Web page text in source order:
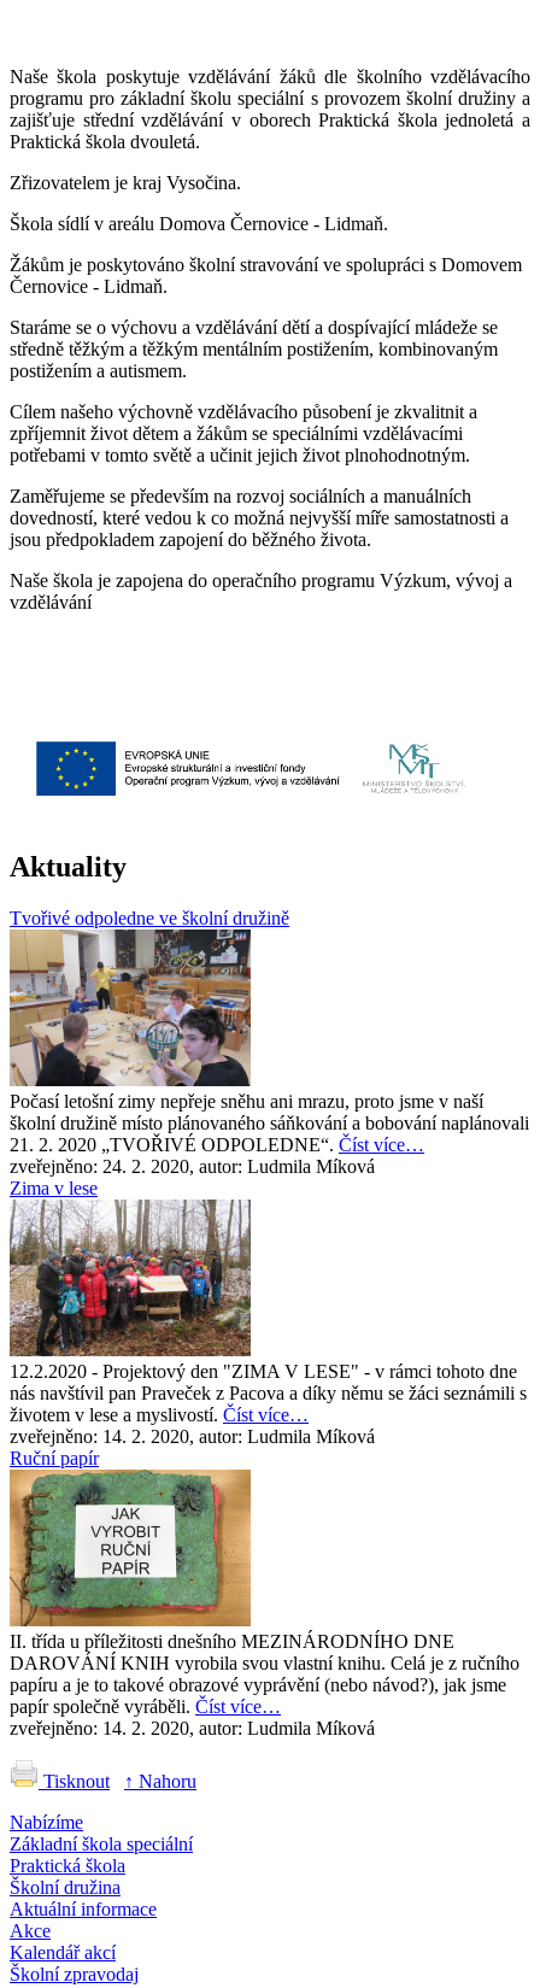
Naše škola poskytuje vzdělávání žáků dle školního vzdělávacího
programu pro základní školu speciální s provozem školní družiny a
zajišťuje střední vzdělávání v oborech Praktická škola jednoletá a
Praktická škola dvouletá.
Zřizovatelem je kraj Vysočina.
Škola sídlí v areálu Domova Černovice - Lidmaň.
Žákům je poskytováno školní stravování ve spolupráci s Domovem
Černovice - Lidmaň.
Staráme se o výchovu a vzdělávání dětí a dospívající mládeže se
středně těžkým a těžkým mentálním postižením, kombinovaným
postižením a autismem.
Cílem našeho výchovně vzdělávacího působení je zkvalitnit a
zpříjemnit život dětem a žákům se speciálními vzdělávacími
potřebami v tomto světě a učinit jejich život plnohodnotným.
Zaměřujeme se především na rozvoj sociálních a manuálních
dovedností, které vedou k co možná nejvyšší míře samostatnosti a
jsou předpokladem zapojení do běžného života.
Naše škola je zapojena do operačního programu Výzkum, vývoj a
vzdělávání
Aktuality
Tvořivé odpoledne ve školní družině
Počasí letošní zimy nepřeje sněhu ani mrazu, proto jsme v naší
školní družině místo plánovaného sáňkování a bobování naplánovali
21. 2. 2020 „TVOŘIVÉ ODPOLEDNE“. Číst více…
zveřejněno: 24. 2. 2020, autor: Ludmila Míková
Zima v lese
12.2.2020 - Projektový den "ZIMA V LESE" - v rámci tohoto dne
nás navštívil pan Praveček z Pacova a díky němu se žáci seznámili s
životem v lese a myslivostí. Číst více…
zveřejněno: 14. 2. 2020, autor: Ludmila Míková
Ruční papír
II. třída u příležitosti dnešního MEZINÁRODNÍHO DNE
DAROVÁNÍ KNIH vyrobila svou vlastní knihu. Celá je z ručního
papíru a je to takové obrazové vyprávění (nebo návod?), jak jsme
papír společně vyráběli. Číst více…
zveřejněno: 14. 2. 2020, autor: Ludmila Míková
Tisknout
↑ Nahoru
Nabízíme
Základní škola speciální
Praktická škola
Školní družina
Aktuální informace
Akce
Kalendář akcí
Školní zpravodaj